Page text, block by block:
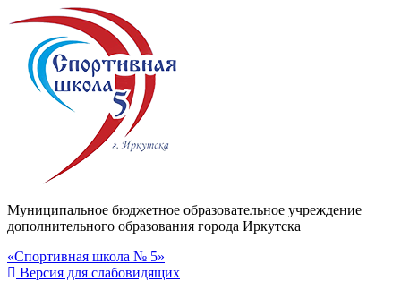
Муниципальное бюджетное образовательное учреждение
дополнительного образования города Иркутска
«Спортивная школа № 5»
Версия для слабовидящих